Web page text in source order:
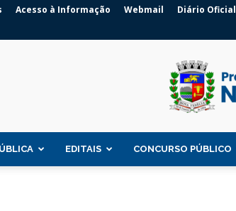
Acesso à Informação Webmail Diário Oficial
EDITAIS CONCURSO PÚBLICO